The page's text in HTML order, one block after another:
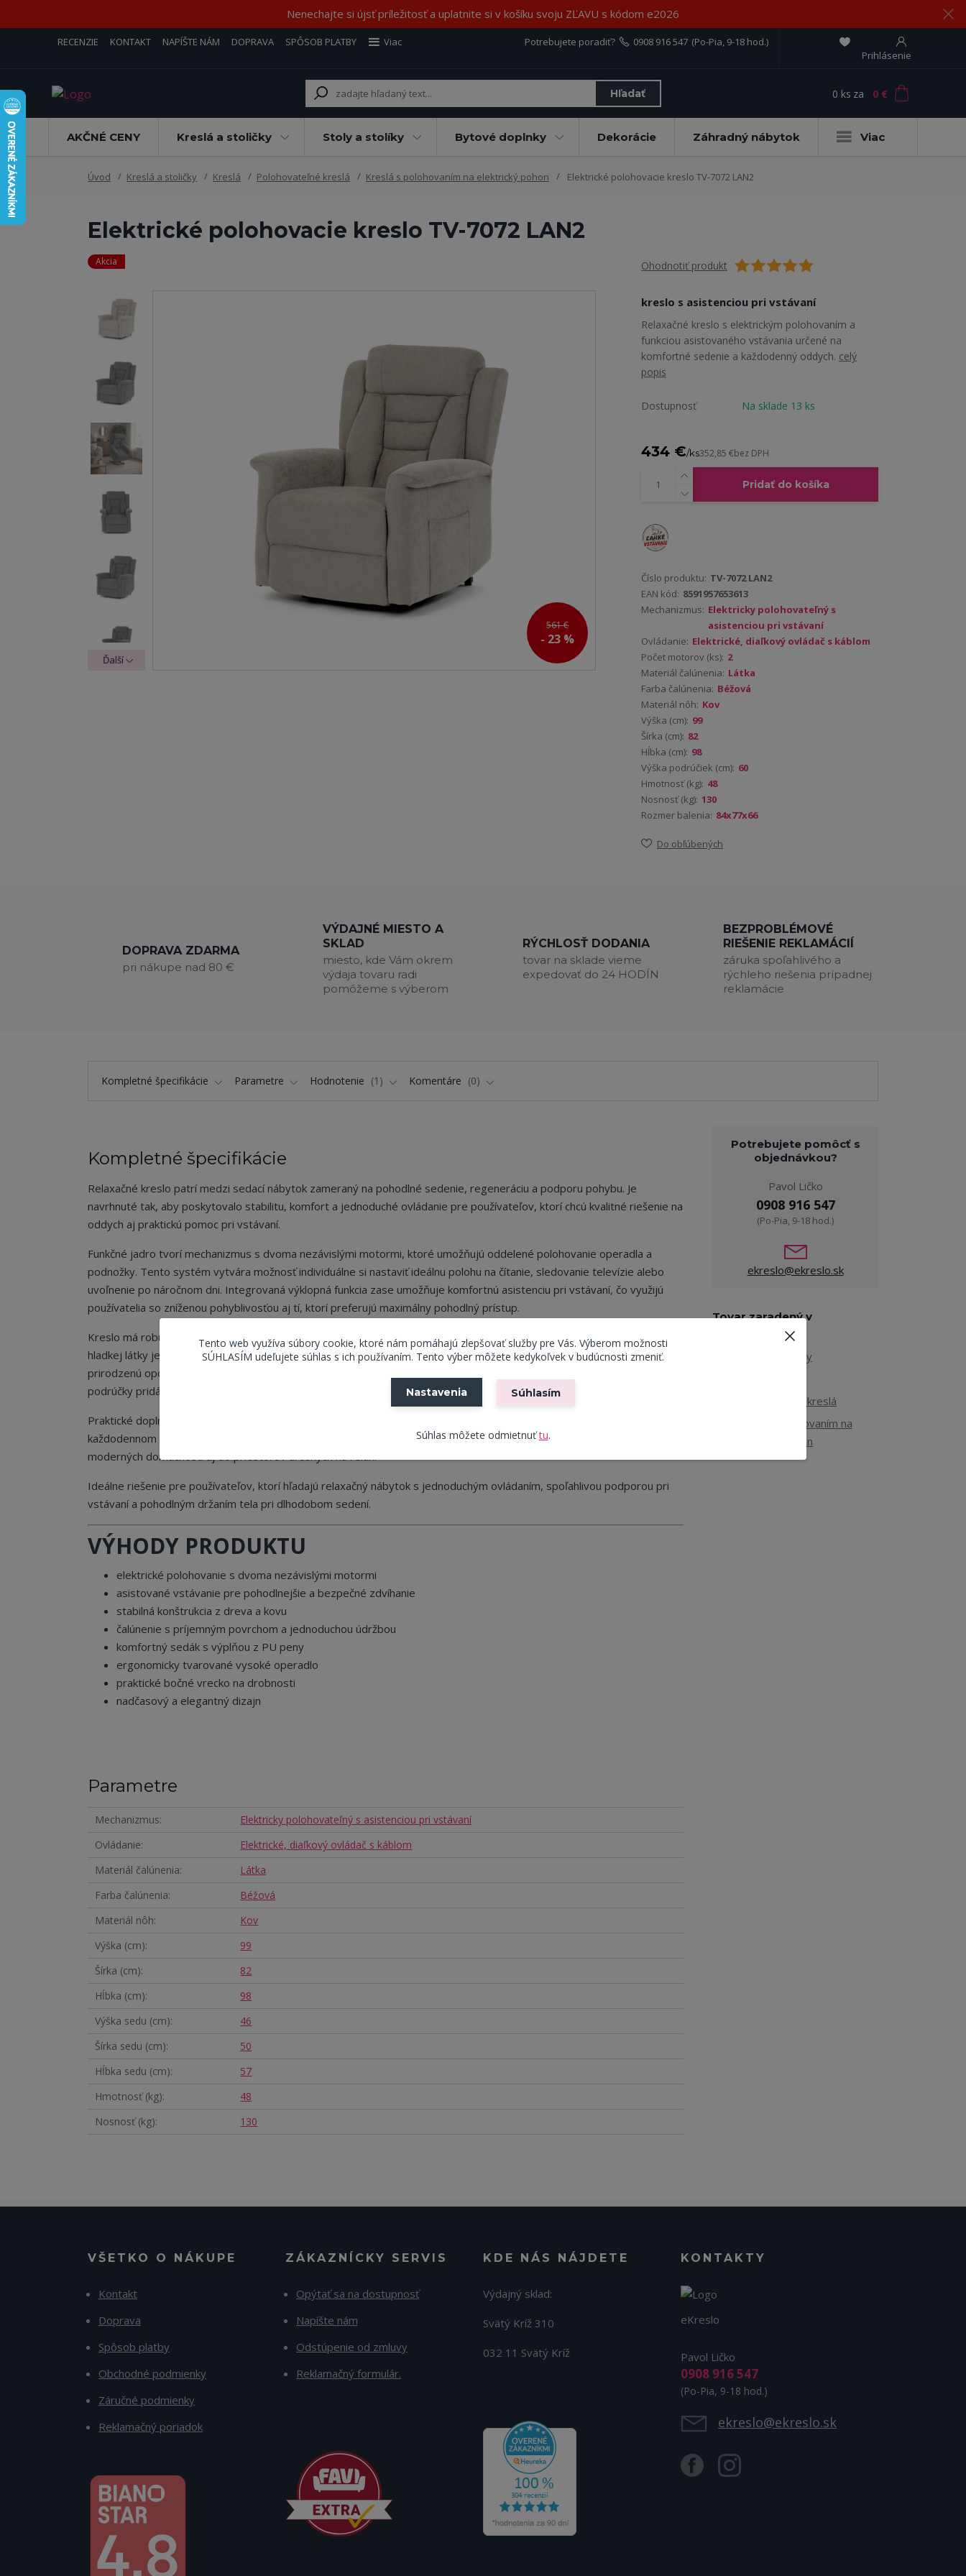
Nenechajte si újsť príležitosť a uplatnite si v košíku svoju ZĽAVU s kódom e2026
RECENZIE KONTAKT NAPÍŠTE NÁM DOPRAVA SPÔSOB PLATBY
Viac
Prihlásenie
Hľadať
Potrebujete poradiť? 0908 916 547 (Po-Pia, 9-18 hod.)
0 ks za 0 €
AKČNÉ CENY Kreslá a stoličky Stoly a stolíky Bytové doplnky Dekorácie Záhradný nábytok Viac
Úvod Kreslá a stoličky Kreslá Polohovateľné kreslá Kreslá s polohovaním na elektrický pohon Elektrické polohovacie kreslo TV-7072 LAN2
Elektrické polohovacie kreslo TV-7072 LAN2
Akcia
561 €
- 23 %
Ďalší
Ohodnotiť produkt
kreslo s asistenciou pri vstávaní
Relaxačné kreslo s elektrickým polohovaním a
funkciou asistovaného vstávania určené na
komfortné sedenie a každodenný oddych. celý
popis
Dostupnosť Na sklade 13 ks
434 €/ks352,85 €bez DPH
Pridať do košíka
Číslo produktu: TV-7072 LAN2
EAN kód: 8591957653613
Mechanizmus: Elektricky polohovateľný s
asistenciou pri vstávaní
Ovládanie: Elektrické, diaľkový ovládač s káblom
Počet motorov (ks): 2
Materiál čalúnenia: Látka
Farba čalúnenia: Béžová
Materiál nôh: Kov
Výška (cm): 99
Šírka (cm): 82
Hĺbka (cm): 98
Výška podrúčiek (cm): 60
Hmotnosť (kg): 48
Nosnosť (kg): 130
Rozmer balenia: 84x77x66
Do obľúbených
DOPRAVA ZDARMA
pri nákupe nad 80 €
VÝDAJNÉ MIESTO A
SKLAD
miesto, kde Vám okrem
výdaja tovaru radi
pomôžeme s výberom
RÝCHLOSŤ DODANIA
tovar na sklade vieme
expedovať do 24 HODÍN
BEZPROBLÉMOVÉ
RIEŠENIE REKLAMÁCIÍ
záruka spoľahlivého a
rýchleho riešenia prípadnej
reklamácie
Kompletné špecifikácie Parametre Hodnotenie 1 Komentáre 0
Kompletné špecifikácie
Relaxačné kreslo patrí medzi sedací nábytok zameraný na pohodlné sedenie, regeneráciu a podporu pohybu. Je
navrhnuté tak, aby poskytovalo stabilitu, komfort a jednoduché ovládanie pre používateľov, ktorí chcú kvalitné riešenie na
oddych aj praktickú pomoc pri vstávaní.
Funkčné jadro tvorí mechanizmus s dvoma nezávislými motormi, ktoré umožňujú oddelené polohovanie operadla a
podnožky. Tento systém vytvára možnosť individuálne si nastaviť ideálnu polohu na čítanie, sledovanie televízie alebo
uvoľnenie po náročnom dni. Integrovaná výklopná funkcia zase umožňuje komfortnú asistenciu pri vstávaní, čo využijú
používatelia so zníženou pohyblivosťou aj tí, ktorí preferujú maximálny pohodlný prístup.
Kreslo má robustnú kombinovanú konštrukciu z dreva a kovu, ktorá zaisťuje dlhodobú stabilitu a spoľahlivosť. Čalúnenie z
hladkej látky je príjemné na dotyk, pôsobí elegantne a ľahko sa udržiava. Ergonomicky tvarované operadlo poskytuje
prirodzenú oporu chrbtici a sedák s PU penou vytvára mäkké, no stabilné sedenie aj pri dlhšom používaní. Mäkké
podrúčky pridávajú ďalší komfort pri odpočinku.
Praktické doplnky, ako káblový diaľkový ovládač a bočné vrecko na odkladanie drobností, zvyšujú komfort pri
každodennom používaní. Vďaka vyváženému spojeniu komfortu, funkčnosti a elegantného dizajnu sa model hodí do
moderných domácností aj do priestorov určených na relax.
Ideálne riešenie pre používateľov, ktorí hľadajú relaxačný nábytok s jednoduchým ovládaním, spoľahlivou podporou pri
vstávaní a pohodlným držaním tela pri dlhodobom sedení.
VÝHODY PRODUKTU
elektrické polohovanie s dvoma nezávislými motormi
asistované vstávanie pre pohodlnejšie a bezpečné zdvíhanie
stabilná konštrukcia z dreva a kovu
čalúnenie s príjemným povrchom a jednoduchou údržbou
komfortný sedák s výplňou z PU peny
ergonomicky tvarované vysoké operadlo
praktické bočné vrecko na drobnosti
nadčasový a elegantný dizajn
Parametre
Mechanizmus
Elektricky polohovateľný s asistenciou pri vstávaní
Ovládanie
Elektrické, diaľkový ovládač s káblom
Materiál čalúnenia
Látka
Farba čalúnenia
Béžová
Materiál nôh
Kov
Výška (cm)
99
Šírka (cm)
82
Hĺbka (cm)
98
Výška sedu (cm)
46
Šírka sedu (cm)
50
Hĺbka sedu (cm)
57
Hmotnosť (kg)
48
Nosnosť (kg)
130
Potrebujete pomôcť s
objednávkou?
Pavol Ličko
0908 916 547
(Po-Pia, 9-18 hod.)
ekreslo@ekreslo.sk
Tovar zaradený v
Kreslá a stoličky
Polohovateľné kreslá
Kreslá s polohovaním na
elektrický pohon
VŠETKO O NÁKUPE
Kontakt
Doprava
Spôsob platby
Obchodné podmienky
Záručné podmienky
Reklamačný poriadok
ZÁKAZNÍCKY SERVIS
Opýtať sa na dostupnosť
Napíšte nám
Odstúpenie od zmluvy
Reklamačný formulár.
KDE NÁS NÁJDETE
Výdajný sklad:
Svätý Kríž 310
032 11 Svätý Kríž
KONTAKTY
eKreslo
Pavol Ličko
0908 916 547
(Po-Pia, 9-18 hod.)
ekreslo@ekreslo.sk
Tento web využíva súbory cookie, ktoré nám pomáhajú zlepšovať služby pre Vás. Výberom možnosti
SÚHLASÍM udeľujete súhlas s ich používaním. Tento výber môžete kedykoľvek v budúcnosti zmeniť.
Nastavenia Súhlasím
Súhlas môžete odmietnuťtu.